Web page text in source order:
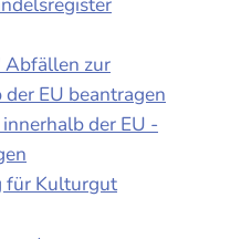
zur
EU beantragen
der EU -
für Kulturgut